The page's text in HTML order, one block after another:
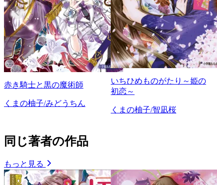
赤き騎士と黒の魔術師
くまの柚子/みどうちん
いちひめものがたり～姫の
初恋～
くまの柚子/智凪桜
同じ著者の作品
もっと見る